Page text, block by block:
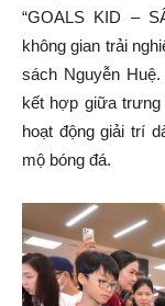
“GOALS KID –
không gian trải
sách Nguyễn
kết hợp giữa
hoạt động giải trí
mộ bóng đá.